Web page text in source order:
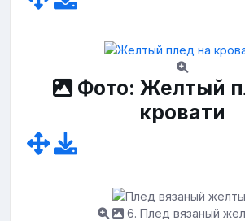
Фото: Желтый
кровати
6. Плед вязаный